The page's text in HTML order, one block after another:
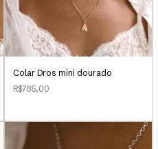
Colar Dros mini dourado
R$785,00